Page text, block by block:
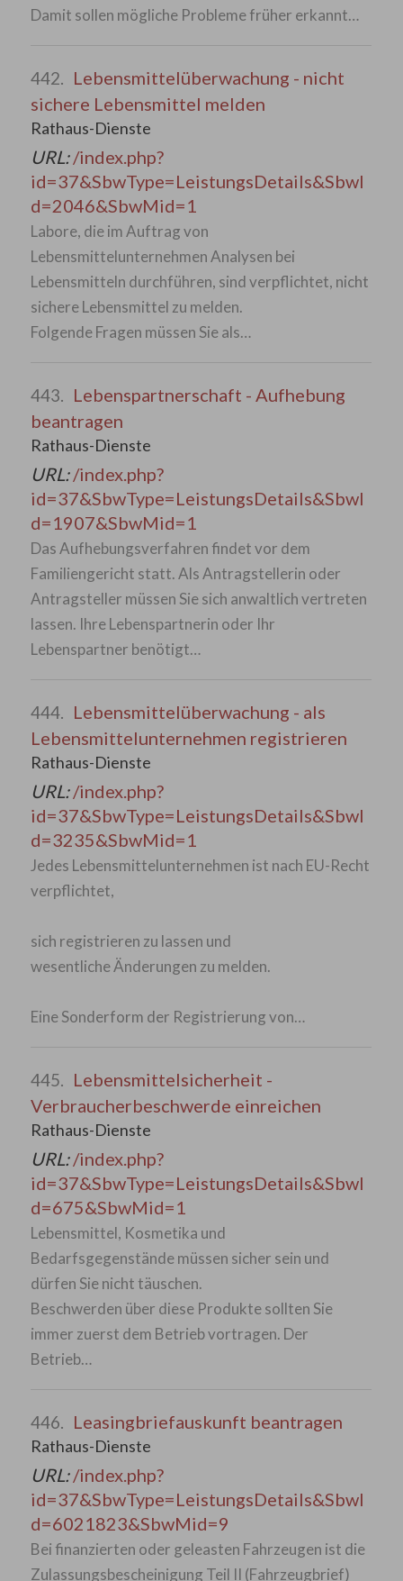
Damit sollen mögliche Probleme früher erkannt…
442. Lebensmittelüberwachung - nicht
sichere Lebensmittel melden
Rathaus-Dienste
URL:/index.php?
id=37&SbwType=LeistungsDetails&SbwI
d=2046&SbwMid=1
Labore, die im Auftrag von
Lebensmittelunternehmen Analysen bei
Lebensmitteln durchführen, sind verpflichtet, nicht
sichere Lebensmittel zu melden.
Folgende Fragen müssen Sie als…
443. Lebenspartnerschaft - Aufhebung
beantragen
Rathaus-Dienste
URL:/index.php?
id=37&SbwType=LeistungsDetails&SbwI
d=1907&SbwMid=1
Das Aufhebungsverfahren findet vor dem
Familiengericht statt. Als Antragstellerin oder
Antragsteller müssen Sie sich anwaltlich vertreten
lassen. Ihre Lebenspartnerin oder Ihr
Lebenspartner benötigt…
444. Lebensmittelüberwachung - als
Lebensmittelunternehmen registrieren
Rathaus-Dienste
URL:/index.php?
id=37&SbwType=LeistungsDetails&SbwI
d=3235&SbwMid=1
Jedes Lebensmittelunternehmen ist nach EU-Recht
verpflichtet,
sich registrieren zu lassen und
wesentliche Änderungen zu melden.
Eine Sonderform der Registrierung von…
445. Lebensmittelsicherheit -
Verbraucherbeschwerde einreichen
Rathaus-Dienste
URL:/index.php?
id=37&SbwType=LeistungsDetails&SbwI
d=675&SbwMid=1
Lebensmittel, Kosmetika und
Bedarfsgegenstände müssen sicher sein und
dürfen Sie nicht täuschen.
Beschwerden über diese Produkte sollten Sie
immer zuerst dem Betrieb vortragen. Der
Betrieb…
446. Leasingbriefauskunft beantragen
Rathaus-Dienste
URL:/index.php?
id=37&SbwType=LeistungsDetails&SbwI
d=6021823&SbwMid=9
Bei finanzierten oder geleasten Fahrzeugen ist die
Zulassungsbescheinigung Teil II (Fahrzeugbrief)